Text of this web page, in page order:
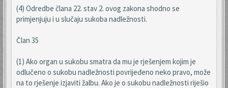
(4) Odredbe člana 22. stav 2. ovog zakona shodno se
primjenjuju i u slučaju sukoba nadležnosti.
Član 35
(1) Ako organ u sukobu smatra da mu je rješenjem kojim je
odlučeno o sukobu nadležnosti povrijeđeno neko pravo, može
na to rješenje izjaviti žalbu. Ako je o sukobu nadležnosti riješio